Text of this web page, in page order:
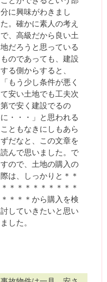
分に興味がわきまし
た。確かに素人の考え
で、高級だから良い土
地だろうと思っている
ものであっても、建設
する側からすると、
「もう少し条件が悪く
て安い土地でも工夫次
第で安く建設でるの
に・・・」と思われる
こともなきにしもあら
ずだなと、この文章を
読んで思いました。で
すので、土地の購入の
際は、しっかりと＊＊
＊＊＊＊＊＊＊＊＊＊
＊＊＊＊から購入を検
討していきたいと思い
ました。